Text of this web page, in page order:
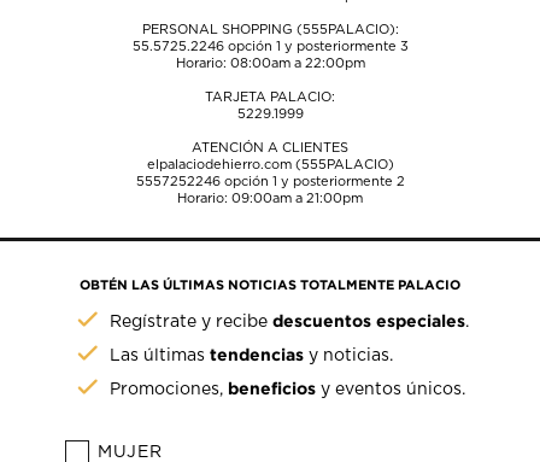
PERSONAL SHOPPING (555PALACIO):
55.5725.2246opción 1 y posteriormente 3
Horario: 08:00am a 22:00pm
TARJETA PALACIO:
5229.1999
ATENCIÓN A CLIENTES
elpalaciodehierro.com (555PALACIO)
5557252246opción 1 y posteriormente 2
Horario: 09:00am a 21:00pm
OBTÉN LAS ÚLTIMAS NOTICIAS TOTALMENTE PALACIO
Regístrate y recibedescuentos especiales.
Las últimastendencias y noticias.
Promociones, beneficios y eventos únicos.
MUJER